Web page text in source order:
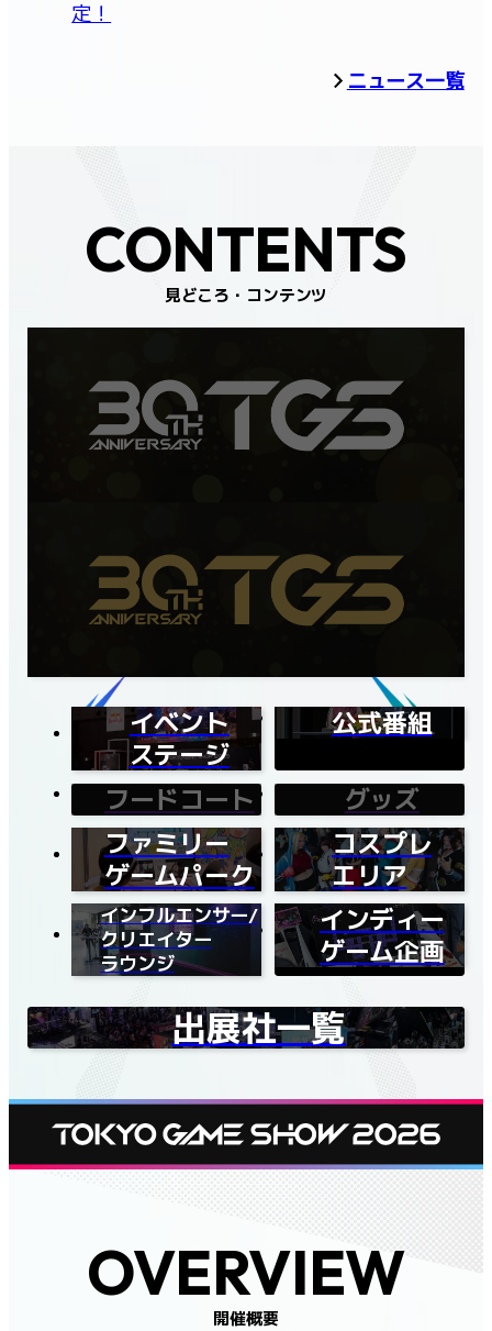
ニュース一覧
定！
CONTENTS
見どころ・コンテンツ
イベント
ステージ
公式番組
フードコート
グッズ
ファミリー
ゲームパーク
コスプレ
エリア
インフルエンサー/
クリエイター
ラウンジ
インディー
ゲーム企画
出展社一覧
OVERVIEW
開催概要